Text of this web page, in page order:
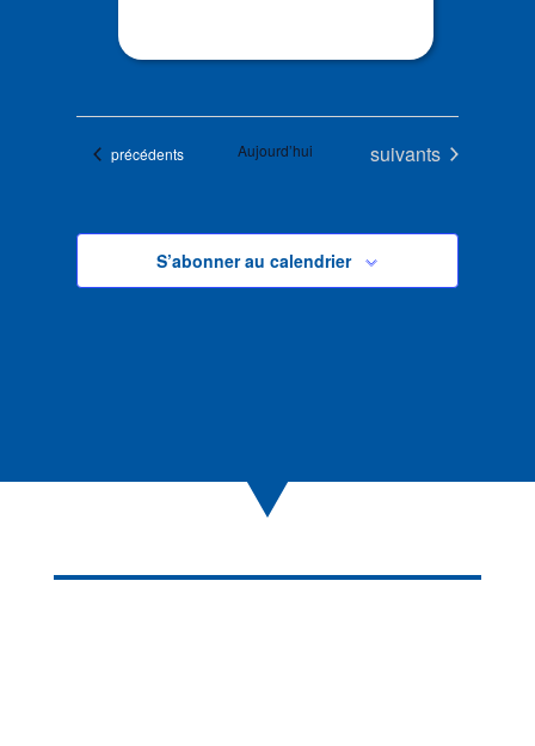
Évènements
précédents Aujourd’hui Évènements
suivants
S’abonner au calendrier